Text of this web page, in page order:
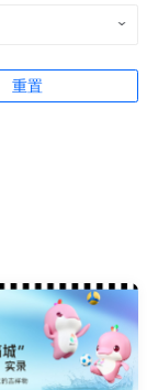
重置